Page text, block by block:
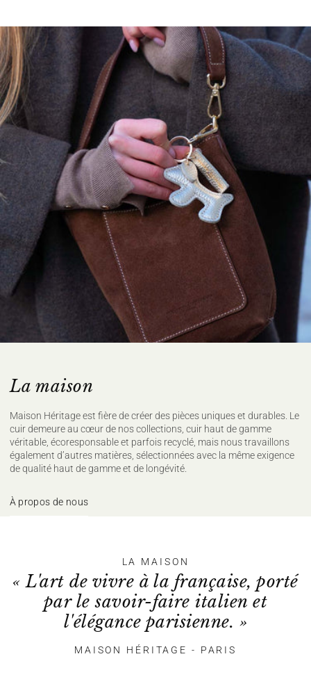
hésitez entre deux tailles prenez la taille supérieure.
Maison Héritage s'engage…
Nos pièces sont certifiées:
OEKO-TEX, premier label textile garantissant l'absence de substance
nocive ou irritante pour la peau.
GOTS, garantissant:
Un textile biologique réunissant des modes de confection durables
Le respect de l'environnement et des conditions de travail
La préservation des ressources et matières premières pour produire
les textiles
L'intervention d'organismes dédiés contrôlant le bon respect des
règles du label
100% CASHMERE Ne pas laver Ne pas javelliser Ne pas sécher en
tambour Repassage à température faible, max 110°C, (sur l'envers)
Nettoyage à sec délicat Sécher à plat Pour plus de conseils
d'entretien rendez vous sur notre site maisonheritage.fr
La maison
Maison Héritage est fière de créer des pièces uniques et durables. Le
cuir demeure au cœur de nos collections, cuir haut de gamme
véritable, écoresponsable et parfois recyclé, mais nous travaillons
également d’autres matières, sélectionnées avec la même exigence
de qualité haut de gamme et de longévité.
À propos de nous
LA MAISON
« L'art de vivre à la française, porté
par le savoir-faire italien et
l'élégance parisienne. »
MAISON HÉRITAGE - PARIS